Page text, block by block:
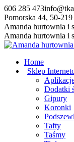
Przewiń
do
zawartości
606 285 473
Pomorska 44, 50-219
Facebook
page
opens
new
window
Amanda hurtownia i
Amanda hurtownia i
Home
Sklep
Dodatki
Gipury
Koronki
Tafty
Taśmy